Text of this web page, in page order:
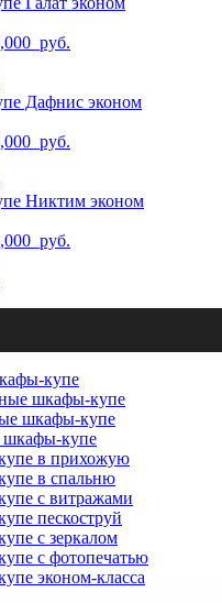
руб.
Дафнис эконом
руб.
Никтим эконом
руб.
купе
шкафы-купе
шкафы-купе
шкафы-купе
в прихожую
в спальню
с витражами
пескоструй
с зеркалом
с фотопечатью
эконом-класса